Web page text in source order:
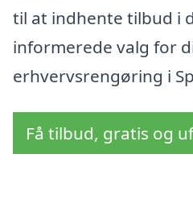
til at indhente tilbud i
informerede valg for
erhvervsrengøring i
Få tilbud, gratis og